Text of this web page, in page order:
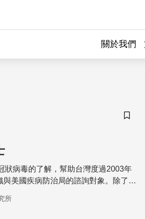
關於我們
儲存
狀病毒的了解，幫助台灣度過2003年
美國疾病防治局的諮詢對象。除了是
所